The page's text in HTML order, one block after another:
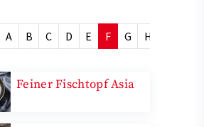
A B C D E F G H
Feiner Fischtopf Asia